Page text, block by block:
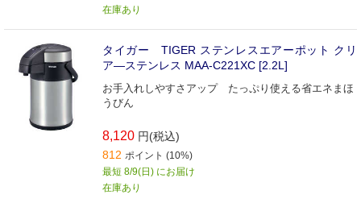
在庫あり
タイガー TIGER ステンレスエアーポット クリ
ア―ステンレス MAA-C221XC [2.2L]
お手入れしやすさアップ たっぷり使える省エネまほ
うびん
8,120 円(税込)
812 ポイント (10%)
最短 8/9(日) にお届け
在庫あり